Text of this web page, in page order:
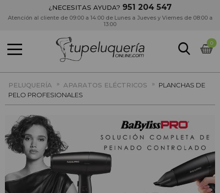
¿NECESITAS AYUDA? 951 204 547
Atención al cliente de 09:00 a 14:00 de Lunes a Jueves y Viernes de 08:00 a
13:00
0
PELUQUERÍA » APARATOS ELÉCTRICOS » PLANCHAS DE
PELO PROFESIONALES